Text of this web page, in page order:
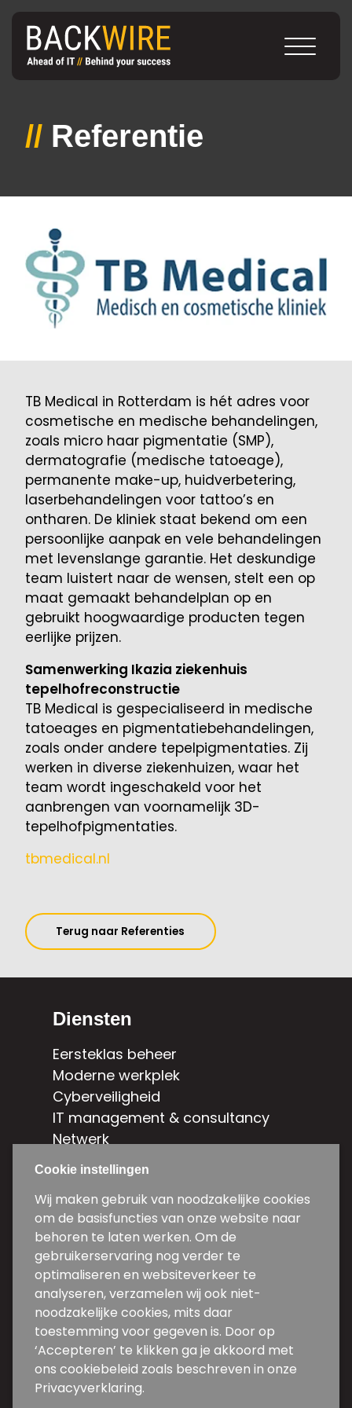
// Referentie
TB Medical in Rotterdam is hét adres voor
cosmetische en medische behandelingen,
zoals micro haar pigmentatie (SMP),
dermatografie (medische tatoeage),
permanente make-up, huidverbetering,
laserbehandelingen voor tattoo’s en
ontharen. De kliniek staat bekend om een
persoonlijke aanpak en vele behandelingen
met levenslange garantie. Het deskundige
team luistert naar de wensen, stelt een op
maat gemaakt behandelplan op en
gebruikt hoogwaardige producten tegen
eerlijke prijzen.
Samenwerking Ikazia ziekenhuis
tepelhofreconstructie
TB Medical is gespecialiseerd in medische
tatoeages en pigmentatiebehandelingen,
zoals onder andere tepelpigmentaties. Zij
werken in diverse ziekenhuizen, waar het
team wordt ingeschakeld voor het
aanbrengen van voornamelijk 3D-
tepelhofpigmentaties.
tbmedical.nl
Terug naar Referenties
Diensten
Eersteklas beheer
Moderne werkplek
Cyberveiligheid
IT management & consultancy
Netwerk
Hybride cloud
Contact
Weg en Bos 5d-5e
2661 DG Bergschenhoek
010 31 34 600
info@backwire.nl
Volg ons
Cookie instellingen
Wij maken gebruik van noodzakelijke cookies
om de basisfuncties van onze website naar
behoren te laten werken. Om de
gebruikerservaring nog verder te
optimaliseren en websiteverkeer te
analyseren, verzamelen wij ook niet-
noodzakelijke cookies, mits daar
toestemming voor gegeven is. Door op
‘Accepteren’ te klikken ga je akkoord met
ons cookiebeleid zoals beschreven in onze
Privacyverklaring.